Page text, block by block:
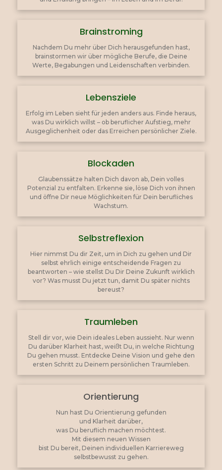
Brainstroming
Nachdem Du mehr über Dich herausgefunden hast,
brainstormen wir über mögliche Berufe, die Deine
Werte, Begabungen und Leidenschaften verbinden.
Lebensziele
Erfolg im Leben sieht für jeden anders aus. Finde heraus,
was Du wirklich willst – ob beruflicher Aufstieg, mehr
Ausgeglichenheit oder das Erreichen persönlicher Ziele.
Blockaden
Glaubenssätze halten Dich davon ab, Dein volles
Potenzial zu entfalten. Erkenne sie, löse Dich von ihnen
und öffne Dir neue Möglichkeiten für Dein berufliches
Wachstum.
Selbstreflexion
Hier nimmst Du dir Zeit, um in Dich zu gehen und Dir
selbst ehrlich einige entscheidende Fragen zu
beantworten – wie stellst Du Dir Deine Zukunft wirklich
vor? Was musst Du jetzt tun, damit Du später nichts
bereust?
Traumleben
Stell dir vor, wie Dein ideales Leben aussieht. Nur wenn
Du darüber Klarheit hast, weißt Du, in welche Richtung
Du gehen musst. Entdecke Deine Vision und gehe den
ersten Schritt zu Deinem persönlichen Traumleben.
Orientierung
Nun hast Du Orientierung gefunden
und Klarheit darüber,
was Du beruflich machen möchtest.
Mit diesem neuen Wissen
bist Du bereit, Deinen individuellen Karriereweg
selbstbewusst zu gehen.